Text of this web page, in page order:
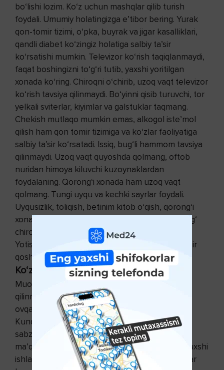
bo‘lishi lozim. Ko‘z uchun mashqlar qilib turish
foydali. Umumiy holatingizga e’tibor bering. Yurak
qon-tomir tizimi, o‘pka, buyrak va jigar kasalliklari,
qandli diabet ko‘zingiz holatiga salbiy ta’sir
ko‘rsatishi mumkin. Televizor ko‘rish taqiqlanmaydi,
faqat boshingizni to‘g‘ri tutib, yaxshi yoritilgan
xonada ko‘ring. Chiroqni o‘chirib, uzoq vaqt televizor
ko‘rish tavsiya qilinmaydi. Bo‘yinni qisib turuvchi, tor
yelkali sviterlar, kiyimlar va galstuklar taqmang.
Chekish mutlaqo mumkin emas, alkogol iste’mol
qilish ham qon tomir tizimiga va ko‘zlar faoliyatiga
salbiy ta’sir ko‘rsatadi. Issiq, bug‘li hammom tavsiya
qilinmaydi. Uzoq vaqt quyoshda qolmang, oftob
nuridan himoya kiluvchi kuzoynaklardan
foydalaning. Qorong‘i xonada ham uzoq vaqt
qolmang. Tungi uyqu va kechki sayrlar foydali.
Uyqusizlik, toliqish, betinim kitob o‘qish, qorong‘i
xonada televizor ko‘rish, yoki haddan ortiq yorug‘
chiroqlar bemor holatiga salbiy ta’sir ko‘rsatadi.
Yotishdan oldin oyog‘ingizga issik vanna qiling, bir
qoshiq asal iste’mol qilish foydali.
Ko‘z uchun vitaminlar ham zarur
Muolaja uchun aslida maxsus parhez talab
qilinmaydi. Lekin qo‘y go‘shti, yog‘li, achchiq
ovqatlarni cheklangan miqdorda iste’mol qiling.
Kundalik taomnomangiz vitaminlarga boy,
sabzavotlar, mevalar, baliqdan iborat bo‘lgani
ma’qul. Organizmda ovqat hazm qilish a’zolari yaxshi
ishlasa va qon aylanishi me’yorda kechsa, ko‘zlar